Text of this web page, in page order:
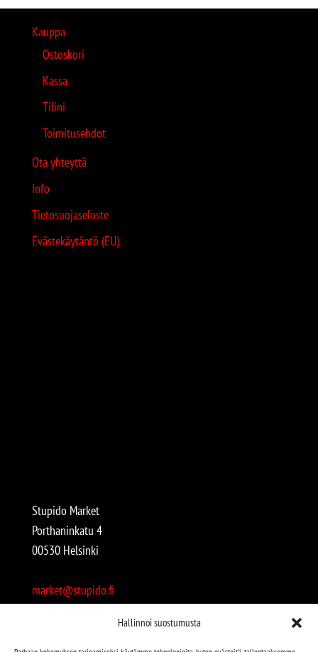
Hallinnoi suostumusta
Kauppa
Ostoskori
Kassa
Tilini
Toimitusehdot
Ota yhteyttä
Info
Tietosuojaseloste
Evästekäytäntö (EU)
Stupido Market
Porthaninkatu 4
00530 Helsinki
market@stupido.fi